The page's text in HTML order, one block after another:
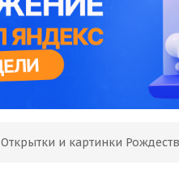
Открытки и картинки